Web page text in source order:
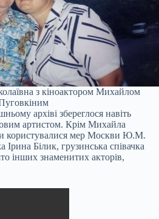
з кіноактором Михайлом
архіві збереглося навіть
артистом. Крім Михайла
користувалися мер Москви Ю.М.
Ірина Білик, грузинська співачка
інших знаменитих акторів,